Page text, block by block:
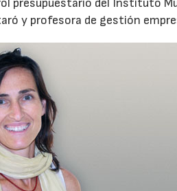
presupuestario del Instituto
y profesora de gestión